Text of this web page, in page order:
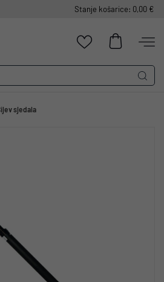
Stanje košarice: 0,00 €
sjedala